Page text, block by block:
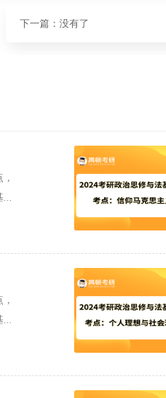
下一篇：没有了
...
...